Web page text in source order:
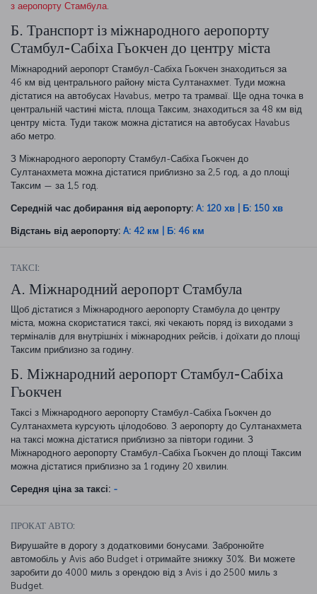
з аеропорту Стамбула.
Б. Транспорт із міжнародного аеропорту
Стамбул-Сабіха Гьокчен до центру міста
Міжнародний аеропорт Стамбул-Сабіха Гьокчен знаходиться за
46 км від центрального району міста Султанахмет. Туди можна
дістатися на автобусах Havabus, метро та трамваї. Ще одна точка в
центральній частині міста, площа Таксим, знаходиться за 48 км від
центру міста. Туди також можна дістатися на автобусах Havabus
або метро.
З Міжнародного аеропорту Стамбул-Сабіха Гьокчен до
Султанахмета можна дістатися приблизно за 2,5 год, а до площі
Таксим — за 1,5 год.
Середній час добирання від аеропорту: A: 120 хв | Б: 150 хв
Відстань від аеропорту: A: 42 км | Б: 46 км
ТАКСІ:
А. Міжнародний аеропорт Стамбула
Щоб дістатися з Міжнародного аеропорту Стамбула до центру
міста, можна скористатися таксі, які чекають поряд із виходами з
терміналів для внутрішніх і міжнародних рейсів, і доїхати до площі
Таксим приблизно за годину.
Б. Міжнародний аеропорт Стамбул-Сабіха
Гьокчен
Таксі з Міжнародного аеропорту Стамбул-Сабіха Гьокчен до
Султанахмета курсують цілодобово. З аеропорту до Султанахмета
на таксі можна дістатися приблизно за півтори години. З
Міжнародного аеропорту Стамбул-Сабіха Гьокчен до площі Таксим
можна дістатися приблизно за 1 годину 20 хвилин.
Середня ціна за таксі: -
ПРОКАТ АВТО:
Вирушайте в дорогу з додатковими бонусами. Забронюйте
автомобіль у Avis або Budget і отримайте знижку 30%. Ви можете
заробити до 4000 миль з орендою від з Avis і до 2500 миль з
Budget.